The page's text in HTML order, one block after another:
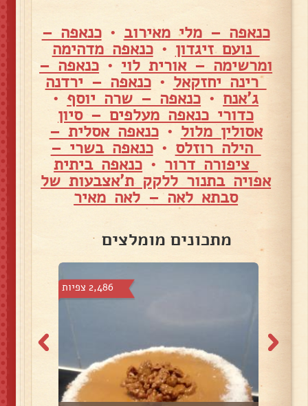
כנאפה – מלי מאירוב •כנאפה –
נועם זיגדון •כנאפה מדהימה
ומרשימה – אורית לוי • כנאפה –
רינה יחזקאל •כנאפה – ירדנה
ג'אנח • כנאפה – שרה יוסף •
כדורי כנאפה מעלפים – סיון
אסולין מלול •כנאפה אסלית –
הילה רוזלס •כנאפה בשרי –
ציפורה דרור • כנאפה ביתית
אפויה בתנור ללקק ת'אצבעות של
סבתא לאה – לאה מאיר
מתכונים מומלצים
2,486 צפיות